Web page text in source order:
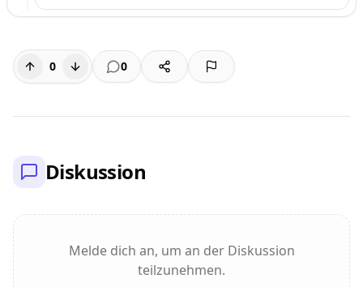
0 0
Diskussion
Melde dich an, um an der Diskussion
teilzunehmen.